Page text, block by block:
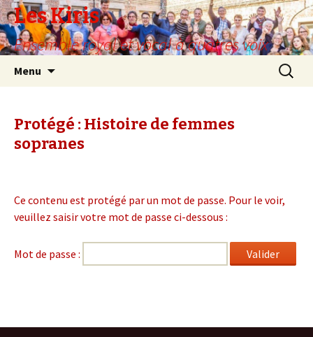
Les Kiris
Ensemble royal et vocal à quatres voix
Menu
Protégé : Histoire de femmes
sopranes
Ce contenu est protégé par un mot de passe. Pour le voir,
veuillez saisir votre mot de passe ci-dessous :
Mot de passe :